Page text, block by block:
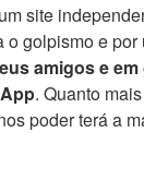
site
o golpismo e por
amigos e
. Quanto
poder terá a